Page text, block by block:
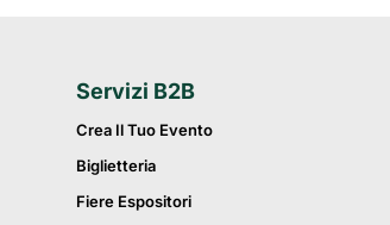
Servizi B2B
Crea Il Tuo Evento
Biglietteria
Fiere Espositori